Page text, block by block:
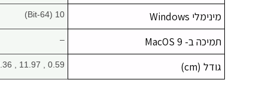
מינימלי Windows 10 (64-Bit)
תמיכה ב- MacOS 9 –
גודל (cm) 0.59 , 11.97 , 8.36